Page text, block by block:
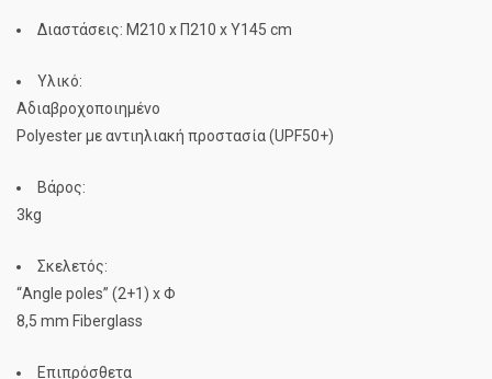
Διαστάσεις: Μ210 x Π210 x Υ145 cm
Υλικό:
Aδιαβροχοποιημένο
Polyester με αντιηλιακή προστασία (UPF50+)
Βάρος:
3kg
Σκελετός:
“Angle poles” (2+1) x Φ
8,5 mm Fiberglass
Επιπρόσθετα